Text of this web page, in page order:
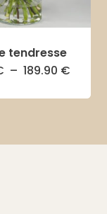
peuvent
être
choisies
sur
la
du
tendresse
– 189.90 €Plage
prix :
49.90
Ce